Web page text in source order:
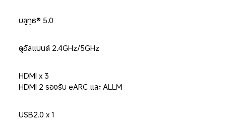
บลูทูธ® 5.0
ดูอัลแบนด์ 2.4GHz/5GHz
HDMI x 3
HDMI 2 รองรับ eARC และ ALLM
USB2.0 x 1